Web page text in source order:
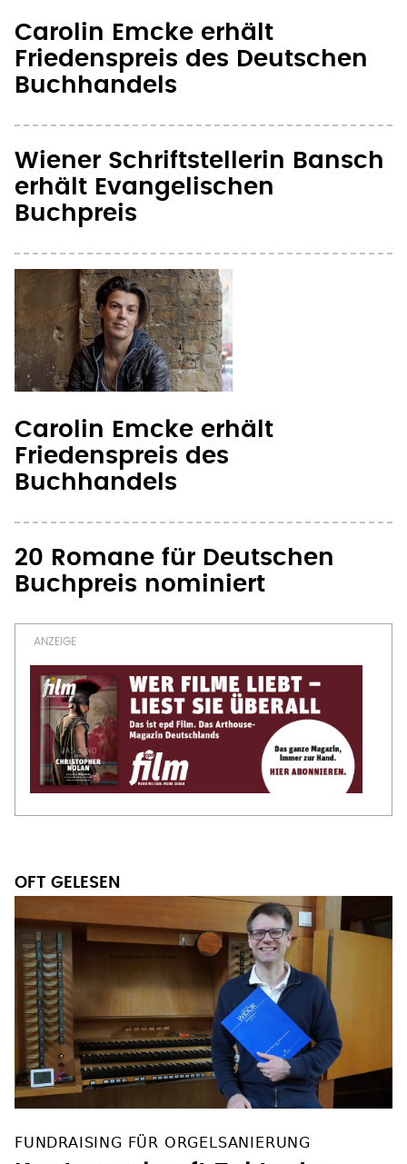
Carolin Emcke erhält
Friedenspreis des Deutschen
Buchhandels
Wiener Schriftstellerin Bansch
erhält Evangelischen
Buchpreis
Carolin Emcke erhält
Friedenspreis des
Buchhandels
20 Romane für Deutschen
Buchpreis nominiert
Kantor verkauft Takte der